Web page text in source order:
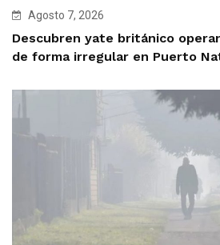
Agosto 7, 2026
Descubren yate británico
de forma irregular en Puerto